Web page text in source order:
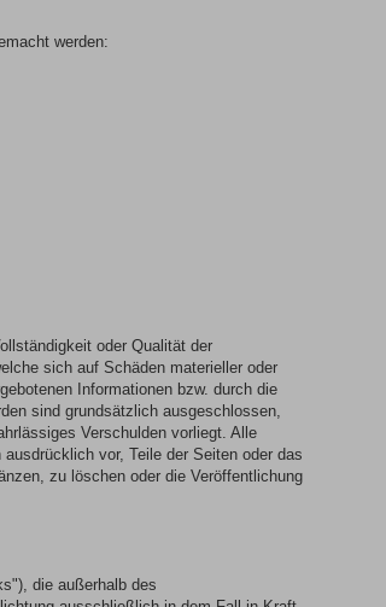
werden:
oder Qualität der
sich auf Schäden materieller oder
Informationen bzw. durch die
sind grundsätzlich ausgeschlossen,
Verschulden vorliegt. Alle
vor, Teile der Seiten oder das
zu löschen oder die Veröffentlichung
die außerhalb des